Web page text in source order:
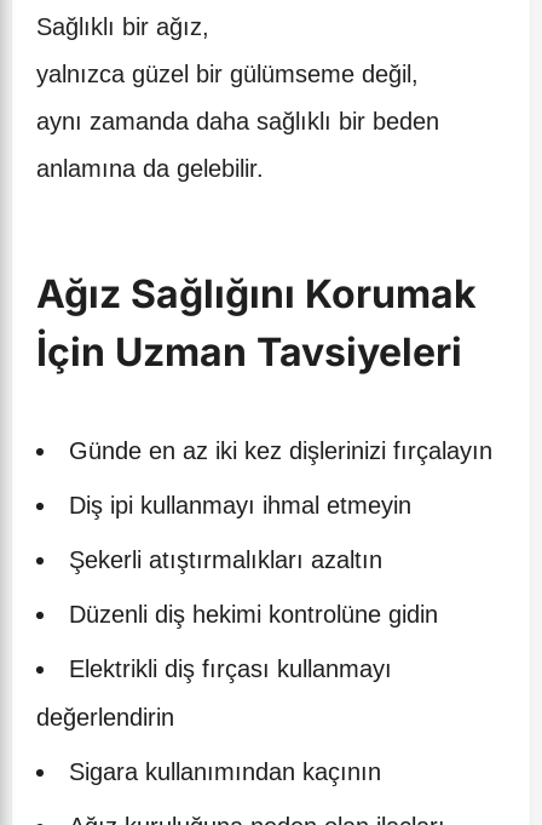
Sağlıklı bir ağız,
yalnızca güzel bir gülümseme değil,
aynı zamanda daha sağlıklı bir beden
anlamına da gelebilir.
Ağız Sağlığını Korumak
İçin Uzman Tavsiyeleri
Günde en az iki kez dişlerinizi fırçalayın
Diş ipi kullanmayı ihmal etmeyin
Şekerli atıştırmalıkları azaltın
Düzenli diş hekimi kontrolüne gidin
Elektrikli diş fırçası kullanmayı
değerlendirin
Sigara kullanımından kaçının